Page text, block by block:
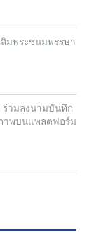
ลิมพระชนมพรรษา
วมลงนามบันทึก
าพบนแพลตฟอร์ม